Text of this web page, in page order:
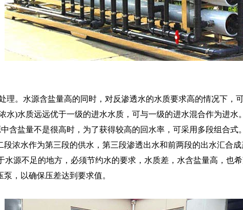
。水源含盐量高的同时，对反渗透水的水质要求高的情况下，
水)水质远远优于一级的进水水质，可与一级的进水混合作为进
含盐量不是很高时，为了获得较高的回水率，可采用多段组合
浓水作为第三段的供水，第三段渗透出水和前两段的出水汇合
水源不足的地方，必须节约水的要求，水质差，水含盐量高，也
，以确保压差达到要求值。